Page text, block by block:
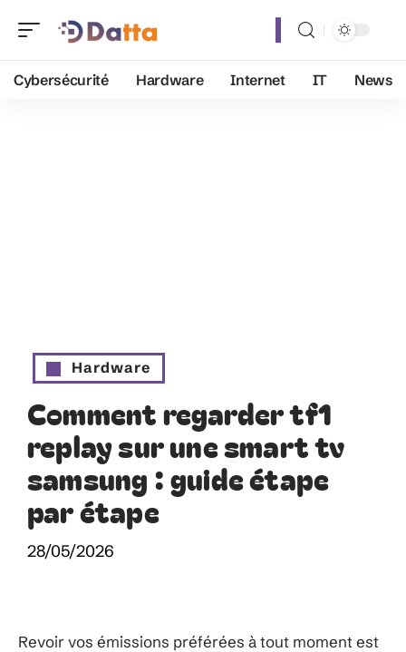
Cybersécurité Hardware Internet IT News
Hardware
Comment regarder tf1
replay sur une smart tv
samsung : guide étape
par étape
28/05/2026
Revoir vos émissions préférées à tout moment est